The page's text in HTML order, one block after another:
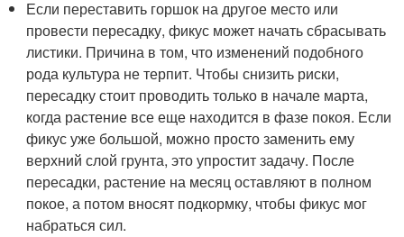
Если переставить горшок на другое место или
провести пересадку, фикус может начать сбрасывать
листики. Причина в том, что изменений подобного
рода культура не терпит. Чтобы снизить риски,
пересадку стоит проводить только в начале марта,
когда растение все еще находится в фазе покоя. Если
фикус уже большой, можно просто заменить ему
верхний слой грунта, это упростит задачу. После
пересадки, растение на месяц оставляют в полном
покое, а потом вносят подкормку, чтобы фикус мог
набраться сил.